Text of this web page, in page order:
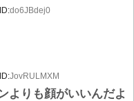
ID:do6JBdej0
ID:JovRULMXM
よりも顔がいいんだよ